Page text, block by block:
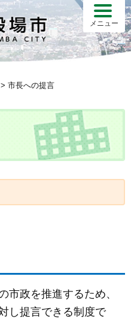
メニュー
> 市長への提言
市政を推進するため、
し提言できる制度で